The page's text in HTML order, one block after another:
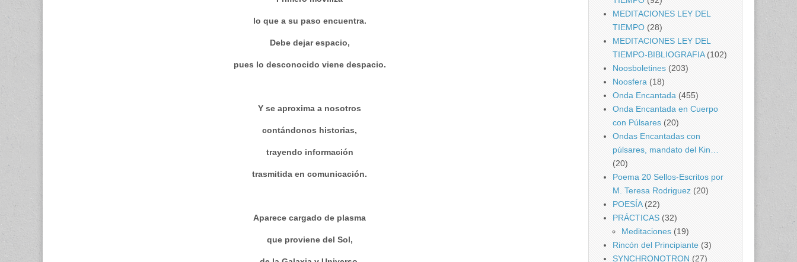
lo que a su paso encuentra.
Debe dejar espacio,
pues lo desconocido viene despacio.
Y se aproxima a nosotros
contándonos historias,
trayendo información
trasmitida en comunicación.
Aparece cargado de plasma
que proviene del Sol,
MEDITACIONES LEY DEL
TIEMPO (28)
MEDITACIONES LEY DEL
TIEMPO-BIBLIOGRAFIA(102)
Noosboletines (203)
Noosfera (18)
Onda Encantada (455)
Onda Encantada en Cuerpo
con Púlsares (20)
Ondas Encantadas con
púlsares, mandato del Kin…
(20)
Poema 20 Sellos-Escritos por
M. Teresa Rodriguez (20)
POESÍA(22)
PRÁCTICAS (32)
Meditaciones (19)
Rincón del Principiante (3)
SYNCHRONOTRON (27)